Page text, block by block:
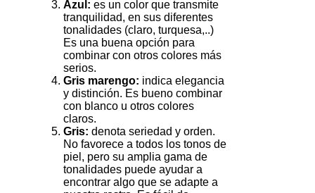
Azul: es un color que transmite
tranquilidad, en sus diferentes
tonalidades (claro, turquesa,..)
Es una buena opción para
combinar con otros colores más
serios.
Gris marengo: indica elegancia
y distinción. Es bueno combinar
con blanco u otros colores
claros.
Gris: denota seriedad y orden.
No favorece a todos los tonos de
piel, pero su amplia gama de
tonalidades puede ayudar a
encontrar algo que se adapte a